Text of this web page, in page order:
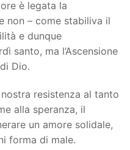
è legata la
non – come stabiliva il
e dunque
santo, ma l’Ascensione
Dio.
resistenza al tanto
alla speranza, il
un amore solidale,
forma di male.